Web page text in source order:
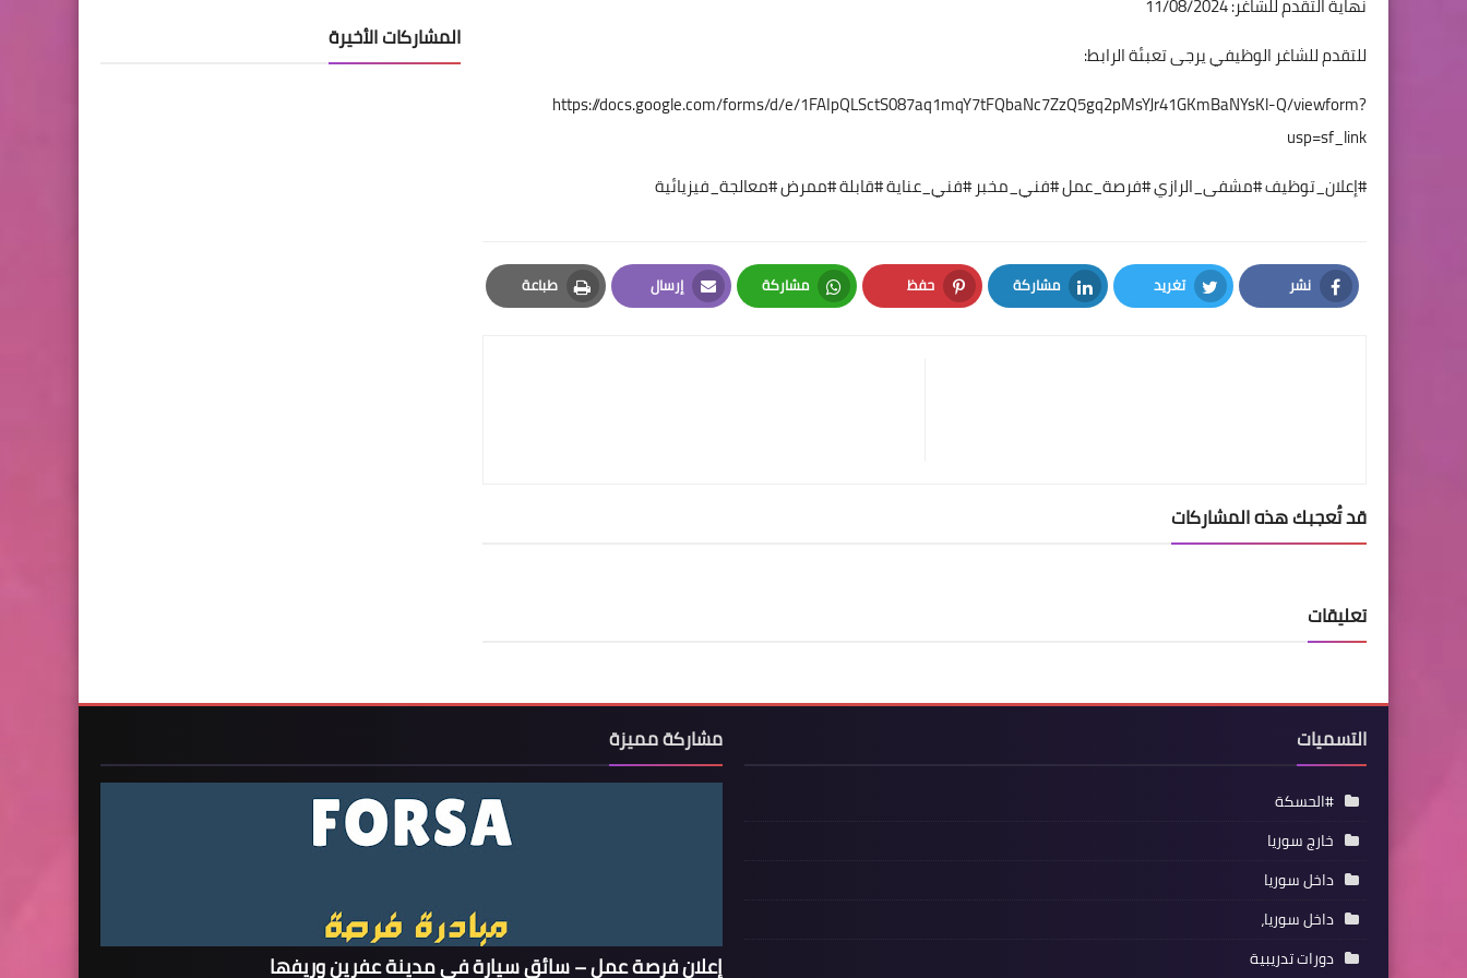
للتقدم للشاغر الوظيفي يرجى تعبئة الرابط:
https://docs.google.com/forms/d/e/1FAIpQLSctS087aq1mqY7tFQbaNc7ZzQ5gq2pMsYJr41GKmBaNYsKl-Q/viewform?
usp=sf_link
#إعلان_توظيف #مشفى_الرازي #فرصة_عمل #فني_مخبر #فني_عناية #قابلة #ممرض #معالجة_فيزيائية
نشر
Facebook
تغريد
Twitter
مشاركة
LinkedIn
حفظ
Pinterest
مشاركة
Whatsapp
إرسال
Email
طباعة
Print
قد تُعجبك هذه المشاركات
تعليقات
المشاركات الأخيرة
التسميات
#الحسكة
خارج سوريا
داخل سوريا
داخل سوريا،
دورات تدريبية
مشاركة مميزة
إعلان فرصة عمل – سائق سيارة في مدينة عفرين وريفها